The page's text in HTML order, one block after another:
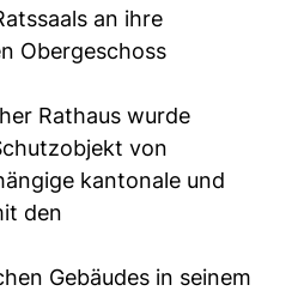
an ihre
Obergeschoss
Rathaus wurde
von
kantonale und
den
Gebäudes in seinem